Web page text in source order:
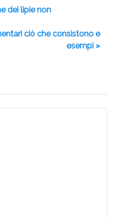
dei lipie non
ciò che consistono e
esempi »